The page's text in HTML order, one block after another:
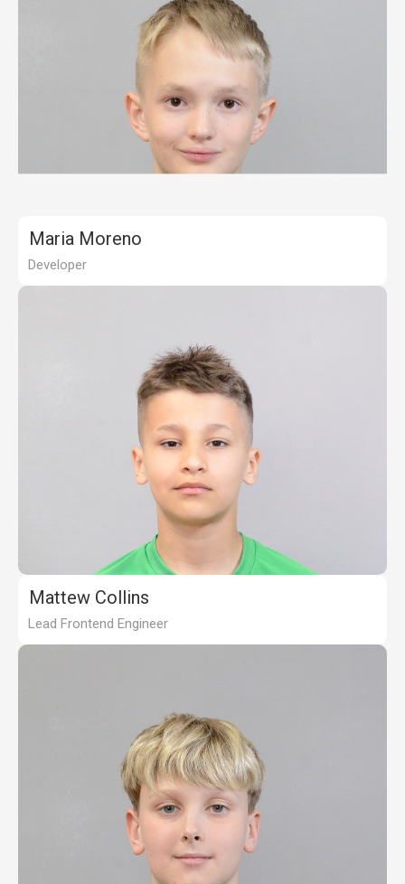
Maria Moreno
Developer
Mattew Collins
Lead Frontend Engineer